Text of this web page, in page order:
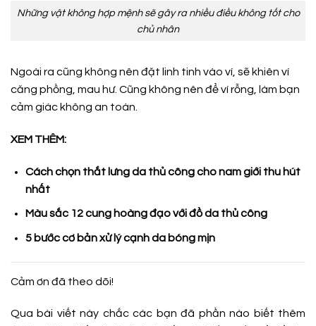
Những vật không hợp mệnh sẽ gây ra nhiều điều không tốt cho
chủ nhân
Ngoài ra cũng không nên đặt linh tinh vào ví, sẽ khiên ví
căng phồng, mau hư. Cũng không nên để ví rỗng, làm bạn
cảm giác không an toàn.
XEM THÊM:
Cách chọn thắt lưng da thủ công cho nam giới thu hút
nhất
Màu sắc 12 cung hoàng đạo với đồ da thủ công
5 bước cơ bản xử lý cạnh da bóng mịn
Cảm ơn đã theo dõi!
Qua bài viết này chắc các bạn đã phần nào biết thêm